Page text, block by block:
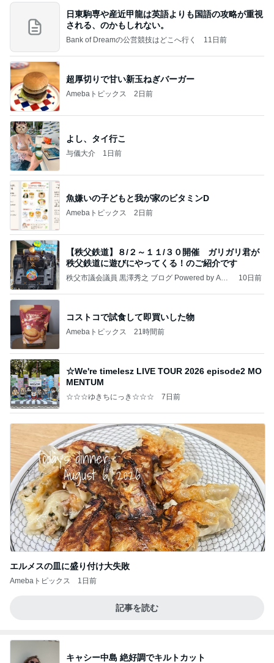
日東駒専や産近甲龍は英語よりも国語の攻略が重視
される、のかもしれない。
Bank of Dreamの公営競技はどこへ行く 11日前
超厚切りで甘い新玉ねぎバーガー
Amebaトピックス 2日前
よし、タイ行こ
与儀大介 1日前
魚嫌いの子どもと我が家のビタミンD
Amebaトピックス 2日前
【秩父鉄道】８/２～１１/３０開催 ガリガリ君が
秩父鉄道に遊びにやってくる！のご紹介です
秩父市議会議員 黒澤秀之 ブログ Powered by Ame
10日前
コストコで試食して即買いした物
Amebaトピックス 21時間前
☆We're timelesz LIVE TOUR 2026 episode2 MO
MENTUM
☆☆☆ゆきちにっき☆☆☆ 7日前
エルメスの皿に盛り付け大失敗
Amebaトピックス 1日前
記事を読む
キャシー中島 絶好調でキルトカット